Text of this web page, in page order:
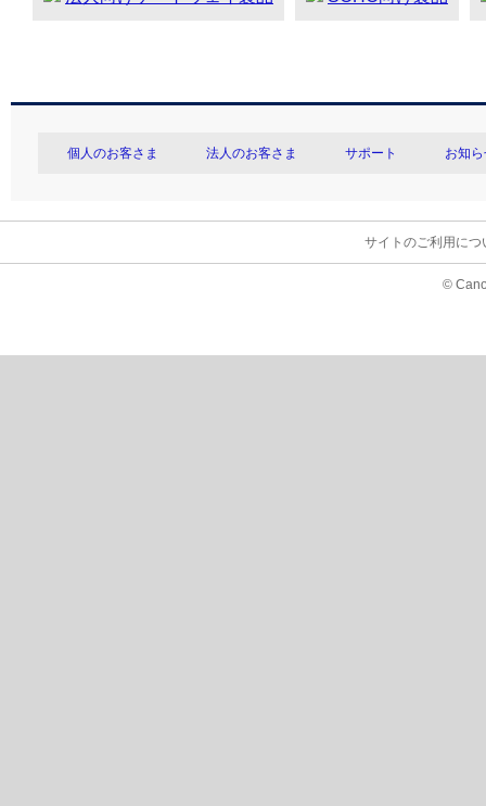
個人のお客さま 法人のお客さま サポート お知
サイトのご利用につ
©